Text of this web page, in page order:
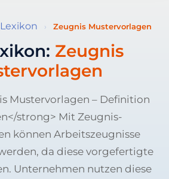
› Zeugnis Mustervorlagen
Zeugnis
Mustervorlagen – Definition
strong> Mit Zeugnis-
können Arbeitszeugnisse
da diese vorgefertigte
Unternehmen nutzen diese